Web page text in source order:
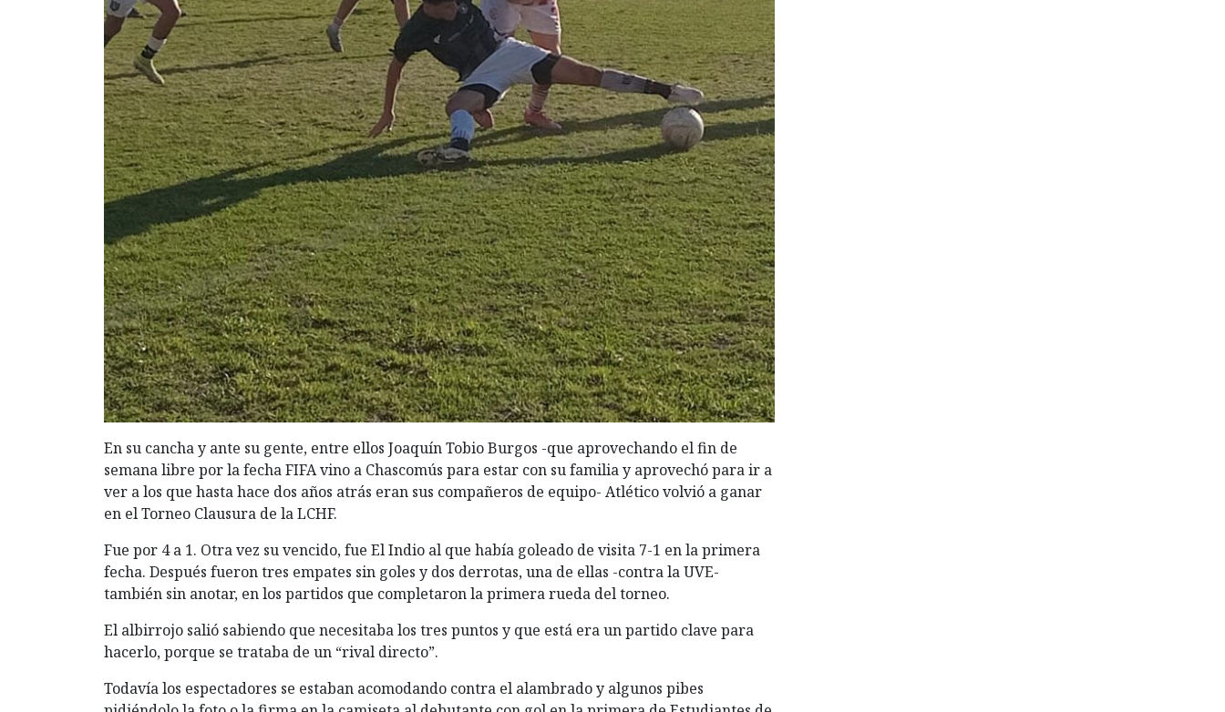
En su cancha y ante su gente, entre ellos Joaquín Tobio Burgos -que aprovechando el fin de
semana libre por la fecha FIFA vino a Chascomús para estar con su familia y aprovechó para ir a
ver a los que hasta hace dos años atrás eran sus compañeros de equipo- Atlético volvió a ganar
en el Torneo Clausura de la LCHF.
Fue por 4 a 1. Otra vez su vencido, fue El Indio al que había goleado de visita 7-1 en la primera
fecha. Después fueron tres empates sin goles y dos derrotas, una de ellas -contra la UVE-
también sin anotar, en los partidos que completaron la primera rueda del torneo.
El albirrojo salió sabiendo que necesitaba los tres puntos y que está era un partido clave para
hacerlo, porque se trataba de un “rival directo”.
Todavía los espectadores se estaban acomodando contra el alambrado y algunos pibes